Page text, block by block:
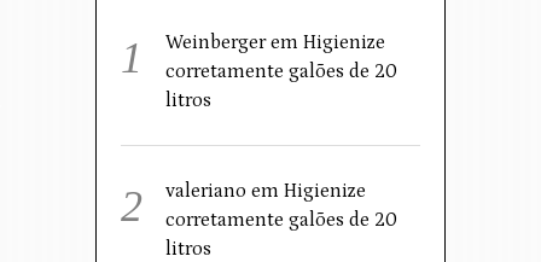
WeinbergeremHigienize
corretamente galões de 20
litros
valeriano emHigienize
corretamente galões de 20
litros